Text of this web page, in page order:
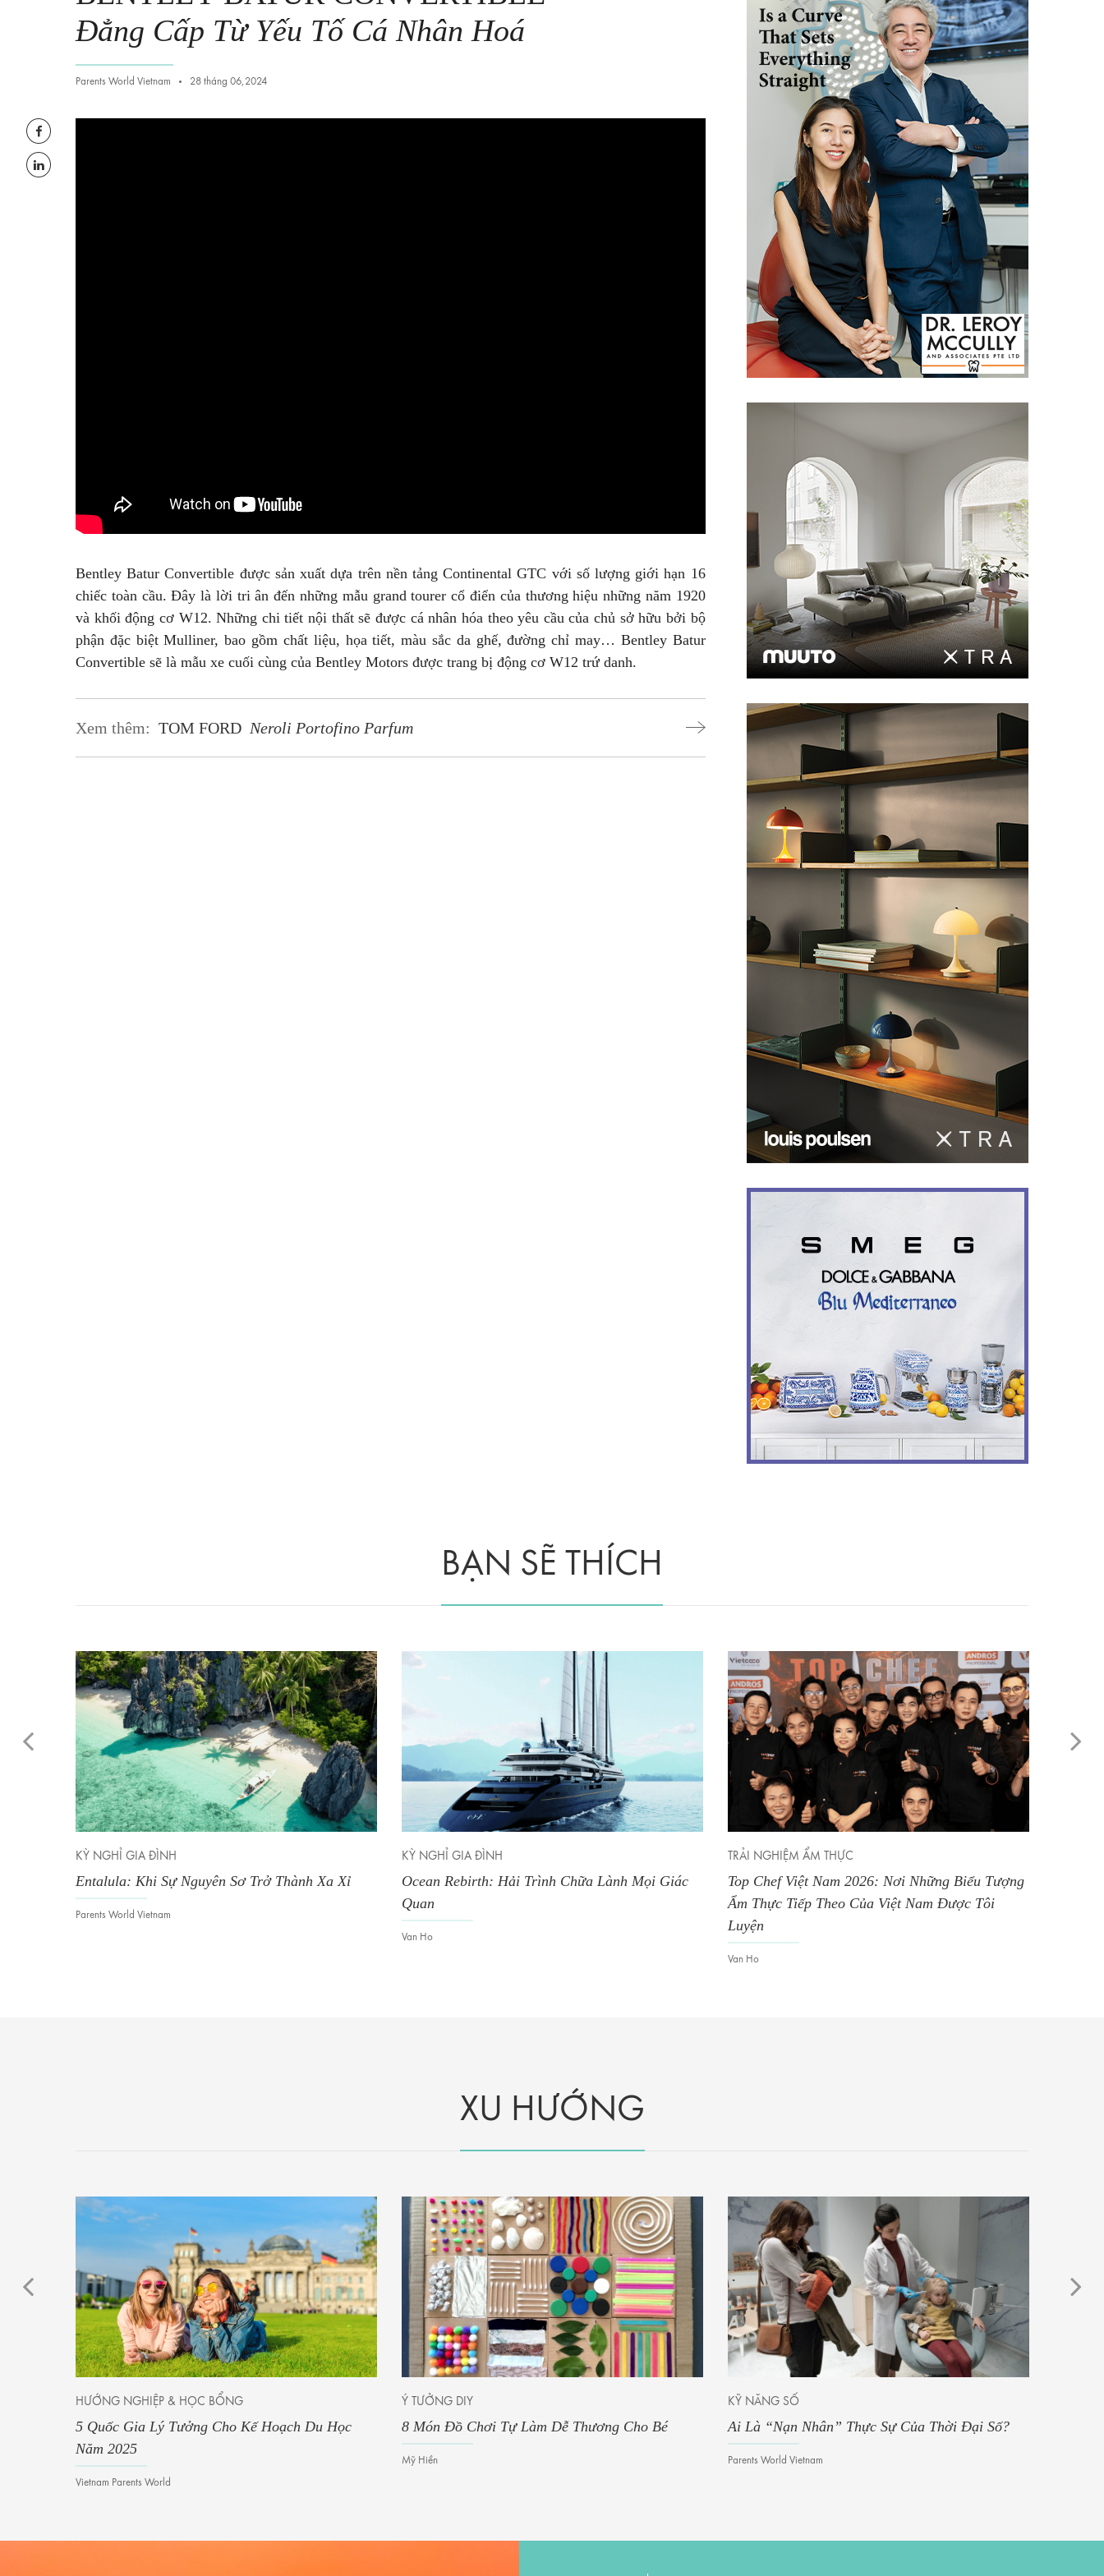
Đẳng Cấp Từ Yếu Tố Cá Nhân Hoá
Parents World Vietnam 28 tháng 06,2024
Bentley Batur Convertible được sản xuất dựa trên nền tảng Continental GTC với số lượng giới hạn 16
chiếc toàn cầu. Đây là lời tri ân đến những mẫu grand tourer cổ điển của thương hiệu những năm 1920
và khối động cơ W12. Những chi tiết nội thất sẽ được cá nhân hóa theo yêu cầu của chủ sở hữu bởi bộ
phận đặc biệt Mulliner, bao gồm chất liệu, họa tiết, màu sắc da ghế, đường chỉ may… Bentley Batur
Convertible sẽ là mẫu xe cuối cùng của Bentley Motors được trang bị động cơ W12 trứ danh.
Xem thêm: TOM FORD Neroli Portofino Parfum
BẠN SẼ THÍCH
KỲ NGHỈ GIA ĐÌNH
Entalula: Khi Sự Nguyên Sơ Trở Thành Xa Xỉ
Parents World Vietnam
KỲ NGHỈ GIA ĐÌNH
Ocean Rebirth: Hải Trình Chữa Lành Mọi Giác
Quan
Van Ho
TRẢI NGHIỆM ẨM THỰC
Top Chef Việt Nam 2026: Nơi Những Biểu Tượng
Ẩm Thực Tiếp Theo Của Việt Nam Được Tôi
Luyện
Van Ho
XU HƯỚNG
HƯỚNG NGHIỆP & HỌC BỔNG
5 Quốc Gia Lý Tưởng Cho Kế Hoạch Du Học
Năm 2025
Vietnam Parents World
Ý TƯỞNG DIY
8 Món Đồ Chơi Tự Làm Dễ Thương Cho Bé
Mỹ Hiền
KỸ NĂNG SỐ
Ai Là “Nạn Nhân” Thực Sự Của Thời Đại Số?
Parents World Vietnam